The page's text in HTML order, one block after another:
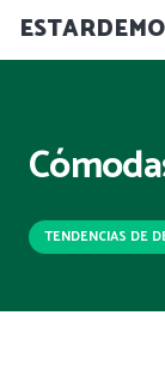
TENDENCIAS DE